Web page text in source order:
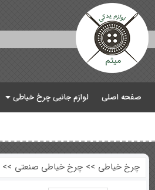
صفحه اصلی لوازم جانبی چرخ خیاطی
چرخ خیاطی >> چرخ خیاطی صنعتی >>